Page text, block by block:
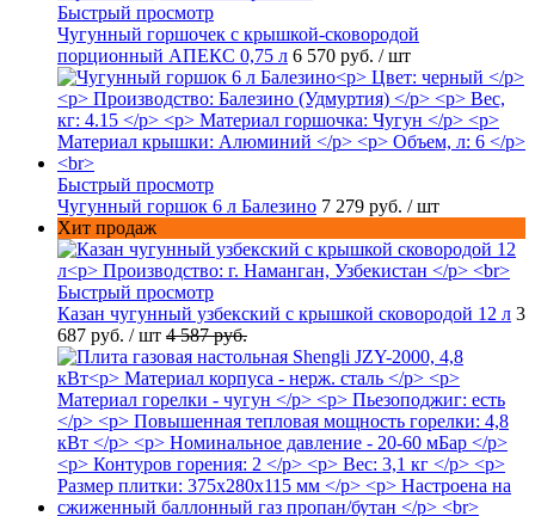
Быстрый просмотр
Чугунный горшочек с крышкой-сковородой
порционный АПЕКС 0,75 л 6 570 руб. / шт
Быстрый просмотр
Чугунный горшок 6 л Балезино 7 279 руб. / шт
Хит продаж
Быстрый просмотр
Казан чугунный узбекский с крышкой сковородой 12 л 3
687 руб. / шт 4 587 руб.